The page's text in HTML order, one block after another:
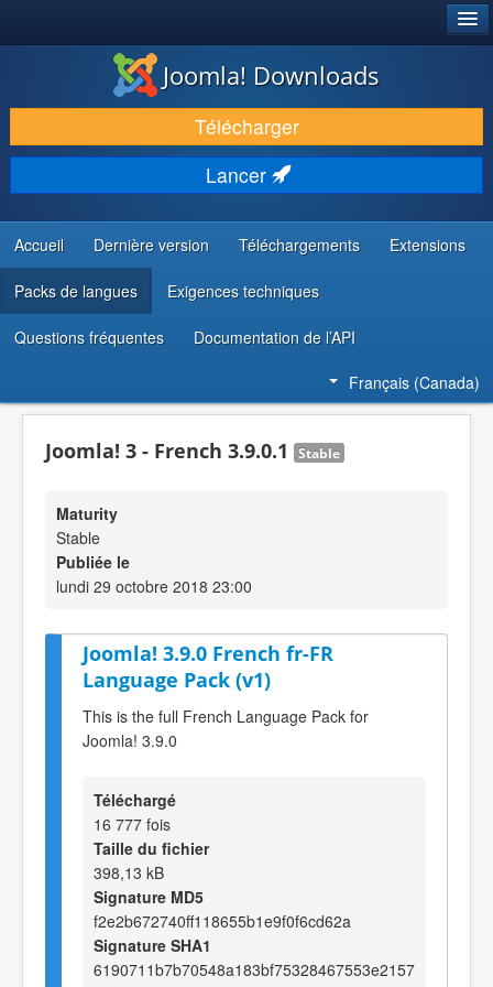
TÉLÉCHARGER & ENRICHIR
DÉCOUVRIR & APPRENDRE
COMMUNAUTÉ & SUPPORT
RESSOURCES DÉVELOPPEURS
Joomla! Downloads
Télécharger
Lancer
Accueil Dernière version Téléchargements Extensions
Packs de langues Exigences techniques
Questions fréquentes Documentation de l’API
Français (Canada)
Joomla! 3 - French 3.9.0.1 Stable
Maturity
Stable
Publiée le
lundi 29 octobre 2018 23:00
Joomla! 3.9.0 French fr-FR
Language Pack (v1)
This is the full French Language Pack for
Joomla! 3.9.0
Téléchargé
16 777 fois
Taille du fichier
398,13 kB
Signature MD5
f2e2b672740ff118655b1e9f0f6cd62a
Signature SHA1
6190711b7b70548a183bf75328467553e2157